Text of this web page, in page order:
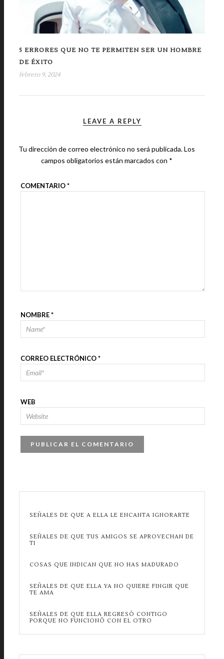
5 ERRORES QUE NO TE PERMITEN SER UN HOMBRE
DE ÉXITO
febrero 9, 2024
LEAVE A REPLY
Tu dirección de correo electrónico no será publicada.Los
campos obligatorios están marcados con *
COMENTARIO*
NOMBRE*
CORREO ELECTRÓNICO*
WEB
SEÑALES DE QUE A ELLA LE ENCANTA IGNORARTE
SEÑALES DE QUE TUS AMIGOS SE APROVECHAN DE
TI
COSAS QUE INDICAN QUE NO HAS MADURADO
SEÑALES DE QUE ELLA YA NO QUIERE FINGIR QUE
TE AMA
SEÑALES DE QUE ELLA REGRESÓ CONTIGO
PORQUE NO FUNCIONÓ CON EL OTRO